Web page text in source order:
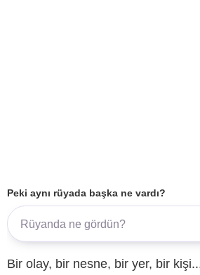
Peki aynı rüyada başka ne vardı?
Bir olay, bir nesne, bir yer, bir